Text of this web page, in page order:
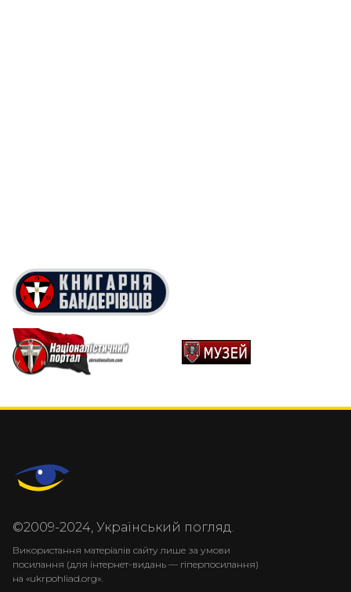
©2009-2024, Український погляд.
Використання матеріалів сайту лише за умови
посилання (для інтернет-видань — гіперпосилання)
на «ukrpohliad.org».